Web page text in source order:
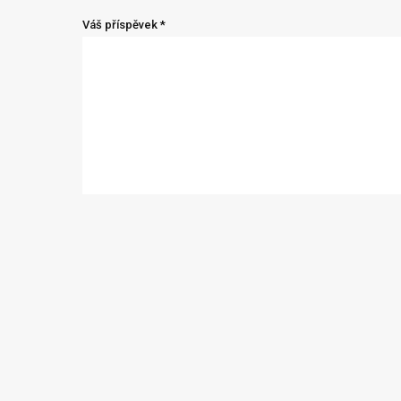
Váš příspěvek *